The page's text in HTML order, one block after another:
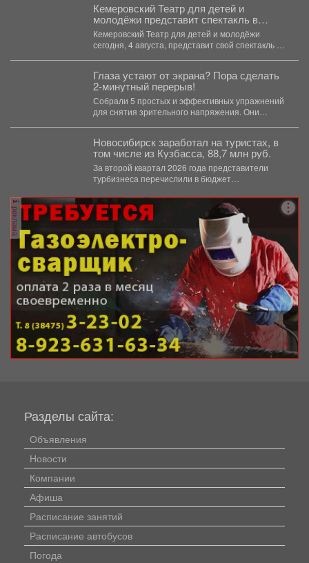
Кемеровский Театр для детей и
молодёжи представит спектакль в
Москве
Кемеровский Театр для детей и молодёжи
сегодня, 4 августа, представит свой спектакль на
Глаза устают от экрана? Пора сделать
2-минутный перерыв!
Собрали 5 простых и эффективных упражнений
для снятия зрительного напряжения. Они
Новосибирск заработал на туристах, в
том числе из Кузбасса, 88,7 млн руб.
За второй квартал 2026 года представители
турбизнеса перечислили в бюджет
реклама
Разделы сайта:
Объявления
Новости
Компании
Афиша
Расписание занятий
Расписание автобусов
Погода